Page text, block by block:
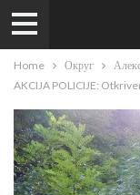
Home Округ
AKCIJA POLICIJE: